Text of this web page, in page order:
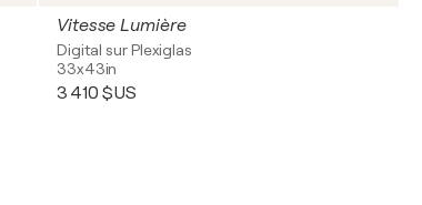
Vitesse Lumière
Digital sur Plexiglas
33x43in
3 410 $US